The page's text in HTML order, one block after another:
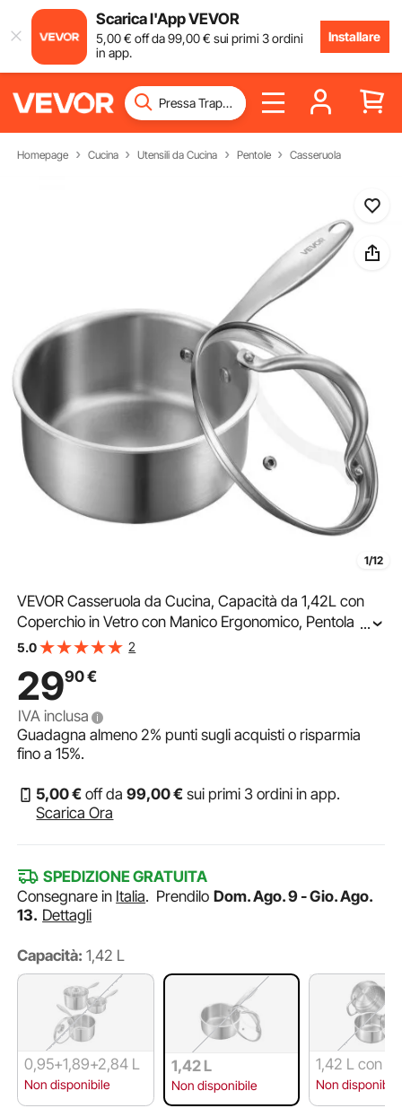
Scarica l'App VEVOR
5,00€ off da99,00€ sui primi 3 ordini
in app.
Installare
Homepage Cucina Utensili da Cucina Pentole Casseruola
1/12
VEVOR Casseruola da Cucina, Capacità da 1,42L con
Coperchio in Vetro con Manico Ergonomico, Pentola per
Zuppa Latte Verdure in Acciaio Inox, Casseruola da
...
5.0 2
2990€
IVA inclusa
Guadagna almeno2% punti sugli acquisti o risparmia
fino a15%.
5,00€ off da99,00€ sui primi 3 ordini in app.
Scarica Ora
SPEDIZIONE GRATUITA
Consegnare in Italia. Prendilo Dom. Ago. 9 - Gio. Ago.
13. Dettagli
Capacità: 1,42 L
0,95+1,89+2,84 L
Non disponibile
1,42 L
Non disponibile
1,42 L con
zatore
Non disponibile